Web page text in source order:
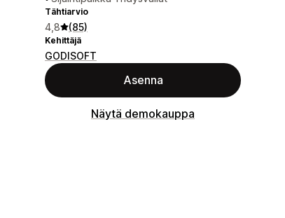
Tähtiarvio
4,8 (85)
Kehittäjä
GODISOFT
Asenna
Näytä demokauppa